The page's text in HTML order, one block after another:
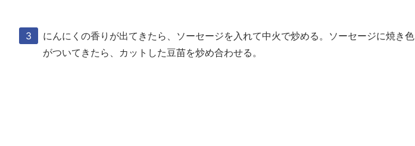
にんにくの香りが出てきたら、ソーセージを入れて中火で炒める。ソーセージに焼き色
がついてきたら、カットした豆苗を炒め合わせる。